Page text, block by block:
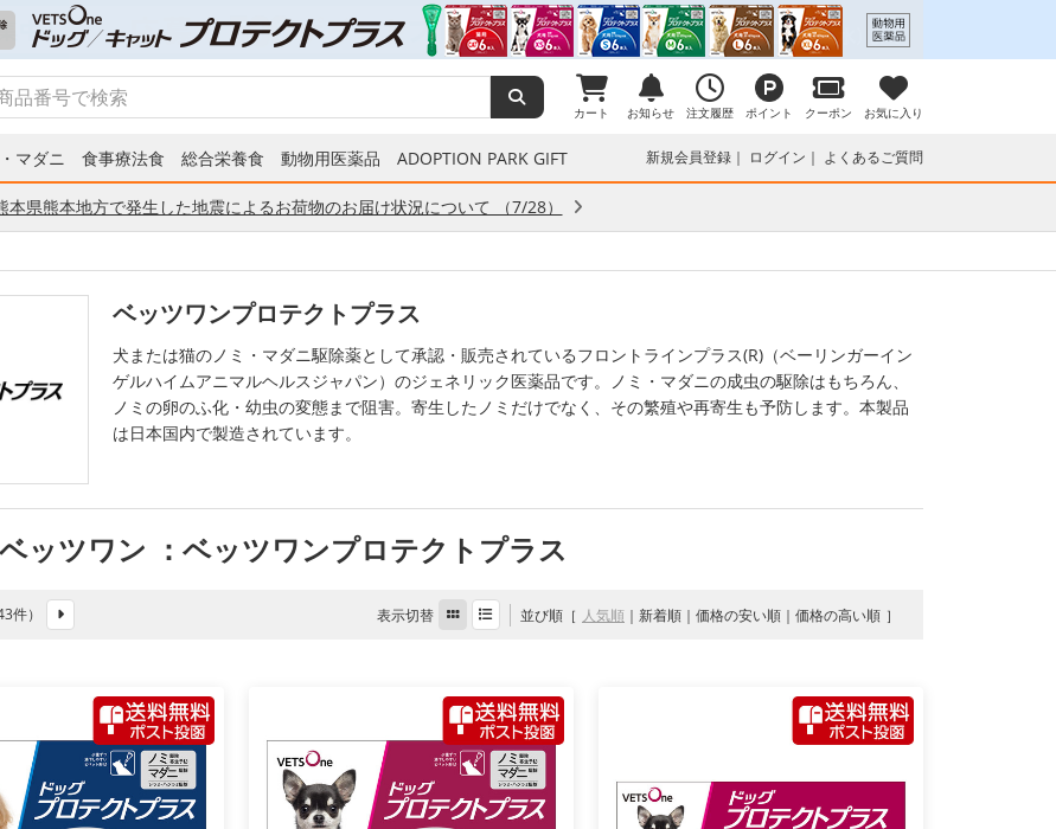
カート お知らせ 注文履歴 ポイント クーポン お気に入り
マダニ 食事療法食 総合栄養食 動物用医薬品 ADOPTION PARK GIFT 新規会員登録 ログイン よくあるご質問
本県熊本地方で発生した地震によるお荷物のお届け状況について （7/28）
ベッツワンプロテクトプラス
犬または猫のノミ・マダニ駆除薬として承認・販売されているフロントラインプラス(R)（ベーリンガーイン
ゲルハイムアニマルヘルスジャパン）のジェネリック医薬品です。ノミ・マダニの成虫の駆除はもちろん、
ノミの卵のふ化・幼虫の変態まで阻害。寄生したノミだけでなく、その繁殖や再寄生も予防します。本製品
は日本国内で製造されています。
ベッツワン ：ベッツワンプロテクトプラス
件） 表示切替 並び順 人気順 新着順 価格の安い順 価格の高い順